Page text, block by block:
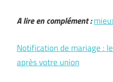
A lire en complément :
Notification de mariage :
après votre union